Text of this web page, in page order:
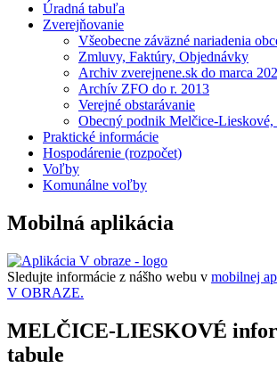
Úradná tabuľa
Zverejňovanie
Všeobecne záväzné nariadenia
Zmluvy, Faktúry, Objednávky
Archiv zverejnene.sk do marca
Archív ZFO do r. 2013
Verejné obstarávanie
Obecný podnik Melčice-Lieskové,
Praktické informácie
Hospodárenie (rozpočet)
Voľby
Komunálne voľby
Mobilná aplikácia
Sledujte informácie z nášho webu v mobilnej
V OBRAZE.
MELČICE-LIESKOVÉ
tabule